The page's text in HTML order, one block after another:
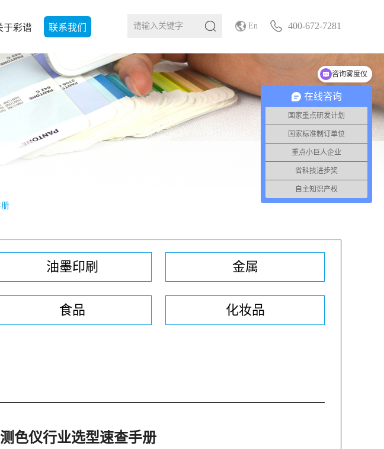
于彩谱 联系我们 En 400-672-7281
油墨印刷 金属
食品 化妆品
色仪行业选型速查手册
在线咨询
国家重点研发计划
国家标准制订单位
重点小巨人企业
省科技进步奖
自主知识产权
咨询雾度仪